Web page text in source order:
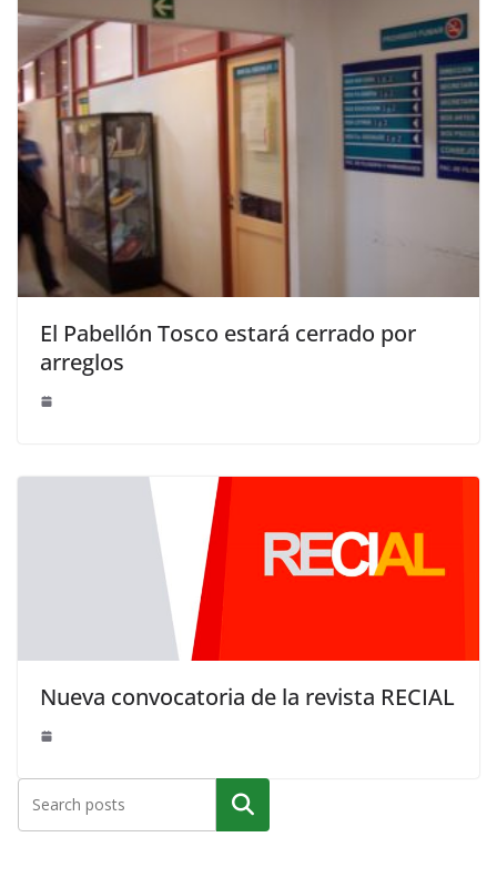
El Pabellón Tosco estará cerrado por
arreglos
Nueva convocatoria de la revista RECIAL
Buscar